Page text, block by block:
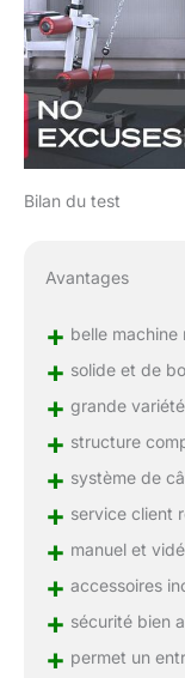
Bilan du test
Avantages
+ belle
+ solide et de
+ grande
+ structure
+ système de
+ service client
+ manuel et
+ accessoires
+ sécurité bien
+ permet un